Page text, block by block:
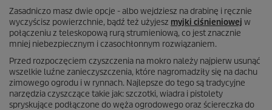
Zasadniczo masz dwie opcje - albo wejdziesz na drabinę i ręcznie
wyczyścisz powierzchnie, bądź też użyjesz myjki ciśnieniowej w
połączeniu z teleskopową rurą strumieniową, co jest znacznie
mniej niebezpiecznym i czasochłonnym rozwiązaniem.
Przed rozpoczęciem czyszczenia na mokro należy najpierw usunąć
wszelkie luźne zanieczyszczenia, które nagromadziły się na dachu
zimowego ogrodu i w rynnach. Najlepsze do tego są tradycyjne
narzędzia czyszczące takie jak: szczotki, wiadra i pistolety
spryskujące podłączone do węża ogrodowego oraz ściereczka do